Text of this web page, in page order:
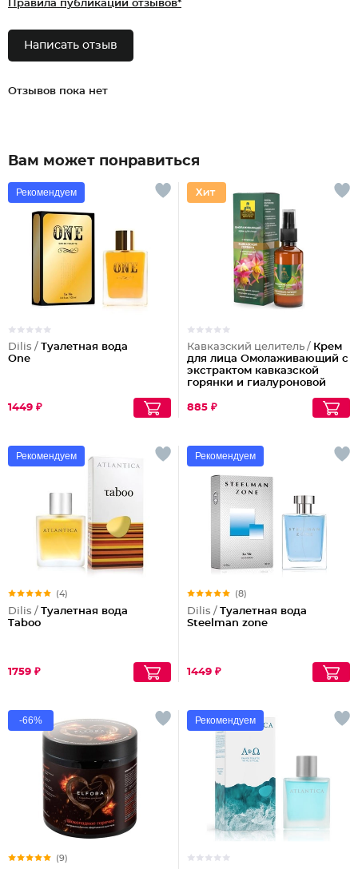
Правила публикации отзывов*
Написать отзыв
Отзывов пока нет
Вам может понравиться
Рекомендуем
Dilis / Туалетная вода
One
1449 ₽
Кавказский целитель / Крем
для лица Омолаживающий с
экстрактом кавказской
горянки и гиалуроновой
885 ₽
Рекомендуем
(4)
Dilis / Туалетная вода
Taboo
1759 ₽
Рекомендуем
(8)
Dilis / Туалетная вода
Steelman zone
1449 ₽
-66%
(9)
Рекомендуем